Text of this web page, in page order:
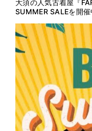
大須の人気古着屋『
SUMMER SALEを開催